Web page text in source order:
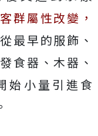
群屬性改變，
從最早的服飾、
食器、木器、
始小量引進食